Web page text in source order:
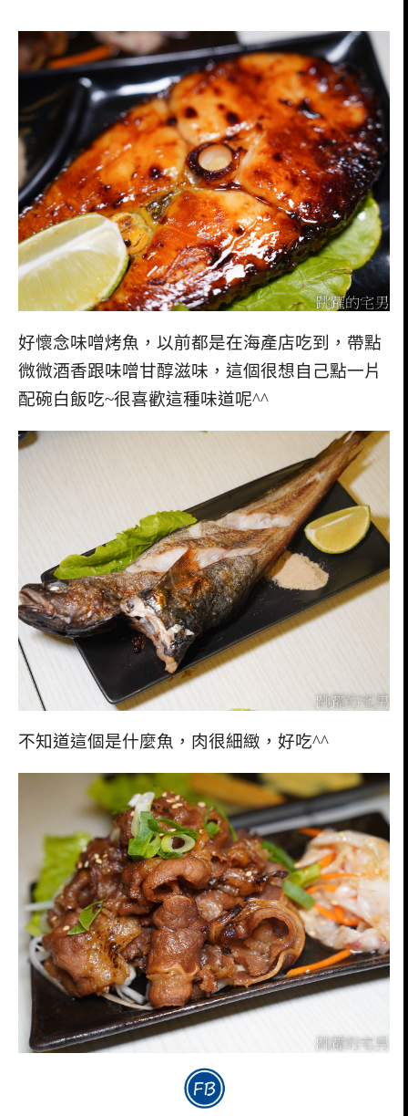
好懷念味噌烤魚，以前都是在海產店吃到，帶點
微微酒香跟味噌甘醇滋味，這個很想自己點一片
配碗白飯吃~很喜歡這種味道呢^^
不知道這個是什麼魚，肉很細緻，好吃^^